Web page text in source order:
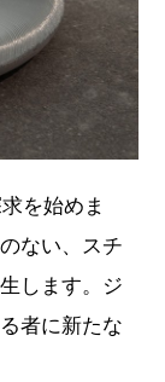
を始めま
ない、スチ
します。ジ
者に新たな